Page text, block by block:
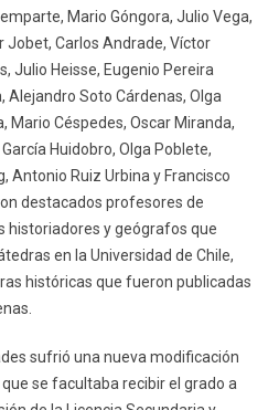
Mario Góngora, Julio Vega,
Jobet, Carlos Andrade, Víctor
Julio Heisse, Eugenio Pereira
Alejandro Soto Cárdenas, Olga
Mario Céspedes, Oscar Miranda,
Huidobro, Olga Poblete,
Antonio Ruiz Urbina y Francisco
destacados profesores de
historiadores y geógrafos que
en la Universidad de Chile,
históricas que fueron publicadas
sufrió una nueva modificación
se facultaba recibir el grado a